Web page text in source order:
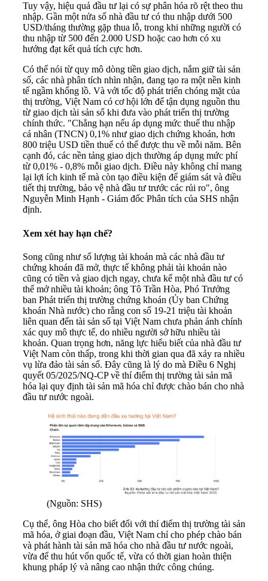
Tuy vậy, hiệu quả đầu tư lại có sự phân hóa rõ rệt theo thu
nhập. Gần một nửa số nhà đầu tư có thu nhập dưới 500
USD/tháng thường gặp thua lỗ, trong khi những người có
thu nhập từ 500 đến 2.000 USD hoặc cao hơn có xu
hướng đạt kết quả tích cực hơn.
Có thể nói từ quy mô dòng tiền giao dịch, nắm giữ tài sản
số, các nhà phân tích nhìn nhận, đang tạo ra một nền kinh
tế ngầm khổng lồ. Và với tốc độ phát triển chóng mặt của
thị trường, Việt Nam có cơ hội lớn để tận dụng nguồn thu
từ giao dịch tài sản số khi đưa vào phát triển thị trường
chính thức. "Chẳng hạn nếu áp dụng mức thuế thu nhập
cá nhân (TNCN) 0,1% như giao dịch chứng khoán, hơn
800 triệu USD tiền thuế có thể được thu về mỗi năm. Bên
cạnh đó, các nền tảng giao dịch thường áp dụng mức phí
từ 0,01% - 0,8% mỗi giao dịch. Điều này không chỉ mang
lại lợi ích kinh tế mà còn tạo điều kiện để giám sát và điều
tiết thị trường, bảo vệ nhà đầu tư trước các rủi ro", ông
Nguyễn Minh Hạnh - Giám đốc Phân tích của SHS nhận
định.
Xem xét hay hạn chế?
Song cũng như số lượng tài khoản mà các nhà đầu tư
chứng khoán đã mở, thực tế không phải tài khoản nào
cũng có tiền và giao dịch ngay, chưa kể một nhà đầu tư có
thể mở nhiều tài khoản; ông Tô Trần Hòa, Phó Trưởng
ban Phát triển thị trường chứng khoán (Ủy ban Chứng
khoán Nhà nước) cho rằng con số 19-21 triệu tài khoản
liên quan đến tài sản số tại Việt Nam chưa phản ánh chính
xác quy mô thực tế, do nhiều người sở hữu nhiều tài
khoản. Quan trọng hơn, năng lực hiểu biết của nhà đầu tư
Việt Nam còn thấp, trong khi thời gian qua đã xảy ra nhiều
vụ lừa đảo tài sản số. Đây cũng là lý do mà Điều 6 Nghị
quyết 05/2025/NQ-CP về thí điểm thị trường tài sản mã
hóa lại quy định tài sản mã hóa chỉ được chào bán cho nhà
đầu tư nước ngoài.
(Nguồn: SHS)
Cụ thể, ông Hòa cho biết đối với thí điểm thị trường tài sản
mã hóa, ở giai đoạn đầu, Việt Nam chỉ cho phép chào bán
và phát hành tài sản mã hóa cho nhà đầu tư nước ngoài,
vừa để thu hút vốn quốc tế, vừa có thời gian hoàn thiện
khung pháp lý và nâng cao nhận thức công chúng.